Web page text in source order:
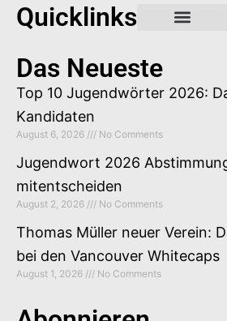
Quicklinks
Das Neueste
Top 10 Jugendwörter 2026:
Kandidaten
August 6, 2026 No Comments
Jugendwort 2026
mitentscheiden
August 2, 2026 No Comments
Thomas Müller neuer Verein:
bei den Vancouver Whitecaps
August 1, 2026 No Comments